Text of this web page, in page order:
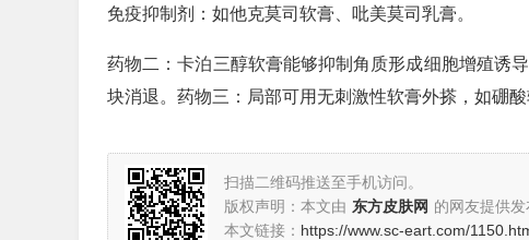
免疫抑制剂：如他克莫司软膏、吡美莫司乳膏。
药物二：卡泊三醇软膏能够抑制角质形成细胞增殖诱
块消退。药物三：局部可用无刺激性软膏外搽，如硼
扫描二维码推送至手机访问。
版权声明：本文由 东方皮肤网 的网友提供发
本文链接： https://www.sc-eart.com/